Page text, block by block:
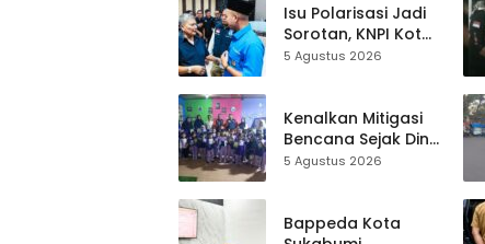
Kewilayahan
Dikebut
Isu Polarisasi Jadi
Sorotan, KNPI Kota
Sukabumi Ajak
5 Agustus 2026
Kenalkan Mitigasi
Bencana Sejak Dini,
Anak-anak KB
Lewat Boneka
5 Agustus 2026
Bappeda Kota